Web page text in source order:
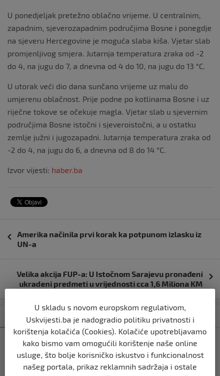
U ponedjeljak pretežno oblačno vrijeme. U centralnim,
zapadnim, sjeverozapadnim područjima Bosne i ponegdje
na sjeveru Hercegovine je moguća slaba kiša. Vjetar slab
promjenljivog smjera. Jutarnja temperatura zraka od -2
do 4, na jugu do 7, a dnevna od 4 do 10, na jugu do 13 °C.
U utorak veći dio dana sunčano vrijeme uz malu do
umjerenu oblačnost. Prije podne po kotlinama Bosne i uz
riječne tokove se očekuje magla. Vjetar slab u sjevernim
područjima Bosne istočni i sjeveroistočni, a u ostatku
zemlje južni i jugozapadni. Jutarnja temperatura zraka od
-2 do 4, na jugu do 6, a dnevna od 8 do 14 °C.
Izvor vijesti: haber.ba
objava
Amerika načinila prvi korak ka potpunom izlasku iz
UN-a
Velika akcija FUP-a: U Istočnom Sarajevu pronađeni
ukradeni predmeti u vrijednosti cca 1,6 Miliona KM
Kategorija Najnovije Najčitanije
BIH
Ravnopravnost da — politička
manipulacija ne
U skladu s novom europskom regulativom,
Uskvijesti.ba je nadogradio politiku privatnosti i
korištenja kolačića (Cookies). Kolačiće upotrebljavamo
kako bismo vam omogućili korištenje naše online
usluge, što bolje korisničko iskustvo i funkcionalnost
našeg portala, prikaz reklamnih sadržaja i ostale